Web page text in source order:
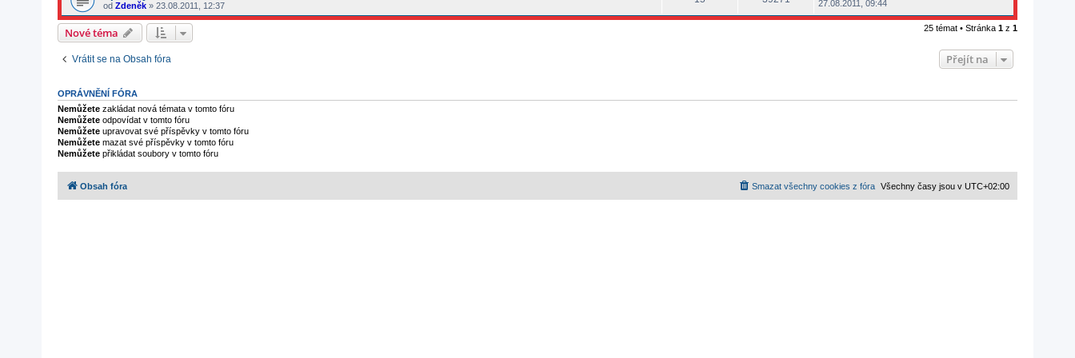
od Zdeněk » 23.08.2011, 12:37 27.08.2011, 09:44
Nové téma 25 témat • Stránka 1 z 1
Vrátit se na Obsah fóra Přejít na
OPRÁVNĚNÍ FÓRA
Nemůžete zakládat nová témata v tomto fóru
Nemůžete odpovídat v tomto fóru
Nemůžete upravovat své příspěvky v tomto fóru
Nemůžete mazat své příspěvky v tomto fóru
Nemůžete přikládat soubory v tomto fóru
Obsah fóra Všechny časy jsou v UTC+02:00
Smazat všechny cookies z fóra